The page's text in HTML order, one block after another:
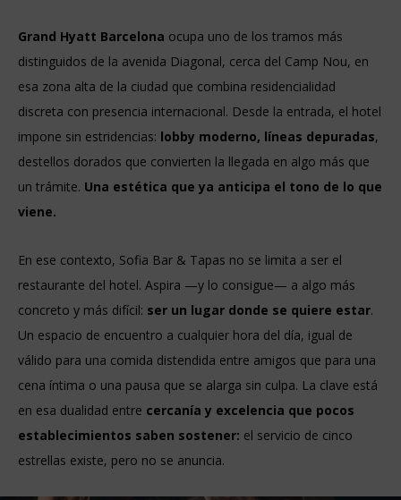
Grand Hyatt Barcelona ocupa uno de los tramos más
distinguidos de la avenida Diagonal, cerca del Camp Nou, en
esa zona alta de la ciudad que combina residencialidad
discreta con presencia internacional. Desde la entrada, el hotel
impone sin estridencias: lobby moderno, líneas depuradas,
destellos dorados que convierten la llegada en algo más que
un trámite. Una estética que ya anticipa el tono de lo que
viene.
En ese contexto, Sofia Bar & Tapas no se limita a ser el
restaurante del hotel. Aspira —y lo consigue— a algo más
concreto y más difícil: ser un lugar donde se quiere estar.
Un espacio de encuentro a cualquier hora del día, igual de
válido para una comida distendida entre amigos que para una
cena íntima o una pausa que se alarga sin culpa. La clave está
en esa dualidad entre cercanía y excelencia que pocos
establecimientos saben sostener: el servicio de cinco
estrellas existe, pero no se anuncia.